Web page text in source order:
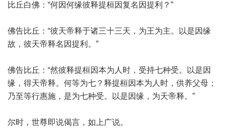
比丘白佛：“何因何缘彼释提桓因复名因提利？”
佛告比丘：“彼天帝释于诸三十三天，为王为主。以是因缘
故，彼天帝释名因提利。”
佛告比丘：“然彼释提桓因本为人时，受持七种受。以是因
缘，得天帝释。何等为七？释提桓因本为人时，供养父母；
乃至等行惠施，是为七种受。以是因缘，为天帝释。”
尔时，世尊即说偈言，如上广说。